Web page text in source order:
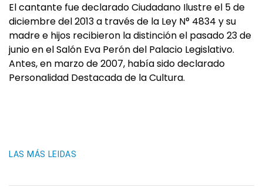
El cantante fue declarado Ciudadano Ilustre el 5 de
diciembre del 2013 a través de la Ley N° 4834 y su
madre e hijos recibieron la distinción el pasado 23 de
junio en el Salón Eva Perón del Palacio Legislativo.
Antes, en marzo de 2007, había sido declarado
Personalidad Destacada de la Cultura.
LAS MÁS LEIDAS